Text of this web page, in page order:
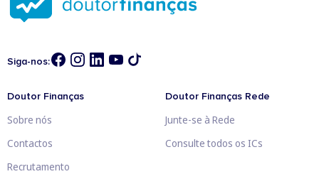
Siga-nos:
Doutor Finanças
Sobre nós
Contactos
Recrutamento
Doutor Finanças Rede
Junte-se à Rede
Consulte todos os ICs